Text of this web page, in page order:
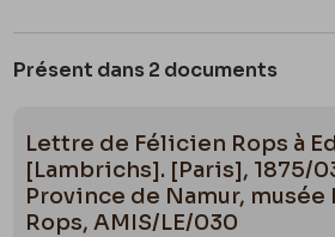
Présent dans 2 documents
Lettre de Félicien Rops à
[Lambrichs]. [Paris], 1875/
Province de Namur, musée
Rops, AMIS/LE/030